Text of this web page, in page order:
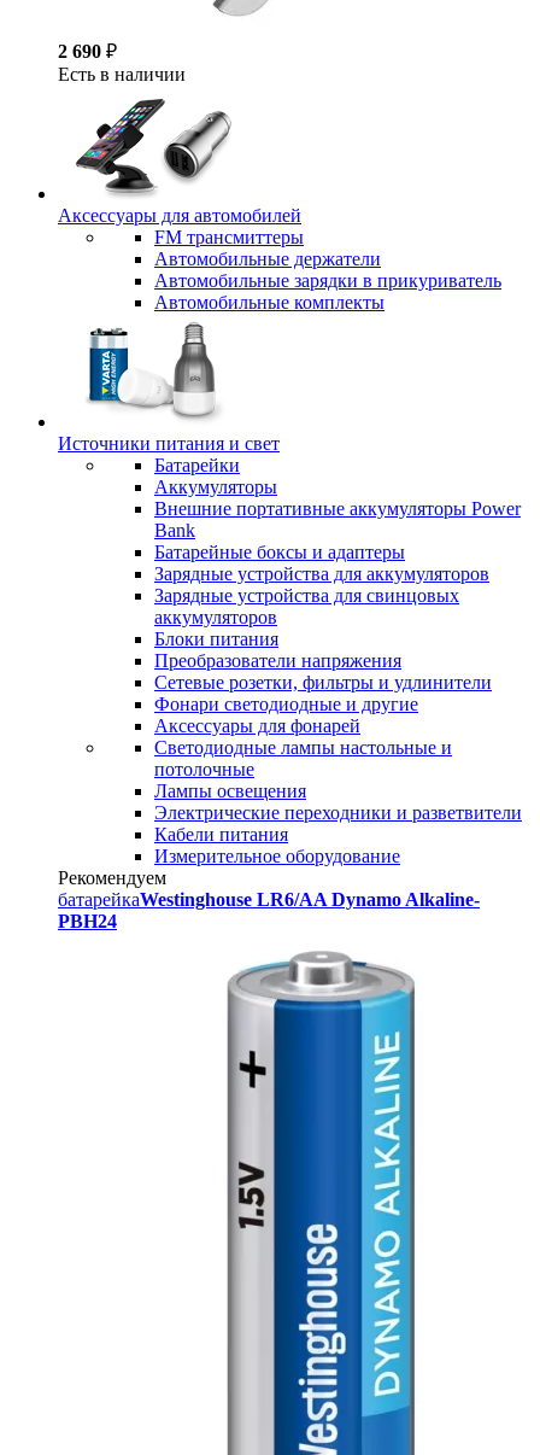
2 690 ₽
Есть в наличии
Аксессуары для автомобилей
FM трансмиттеры
Автомобильные держатели
Автомобильные зарядки в прикуриватель
Автомобильные комплекты
Источники питания и свет
Батарейки
Аккумуляторы
Внешние портативные аккумуляторы Power
Bank
Батарейные боксы и адаптеры
Зарядные устройства для аккумуляторов
Зарядные устройства для свинцовых
аккумуляторов
Блоки питания
Преобразователи напряжения
Сетевые розетки, фильтры и удлинители
Фонари светодиодные и другие
Аксессуары для фонарей
Светодиодные лампы настольные и
потолочные
Лампы освещения
Электрические переходники и разветвители
Кабели питания
Измерительное оборудование
Рекомендуем
батарейкаWestinghouse LR6/AA Dynamo Alkaline-
PBH24